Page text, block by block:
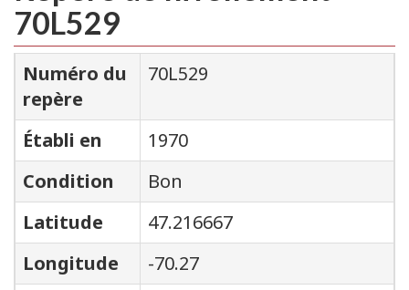
70L529
Numéro du
repère
70L529
Établi en
1970
Condition
Bon
Latitude
47.216667
Longitude
-70.27